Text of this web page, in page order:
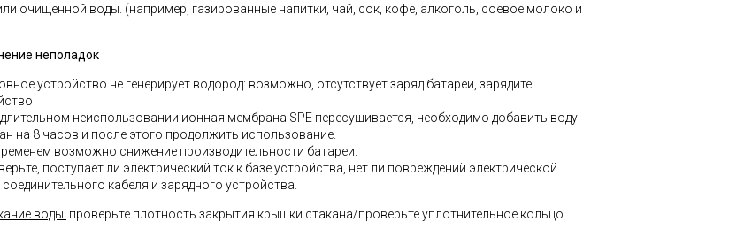
очищенной воды. (например, газированные напитки, чай, сок, кофе, алкоголь, соевое молоко и
неполадок
устройство не генерирует водород: возможно, отсутствует заряд батареи, зарядите
неиспользовании ионная мембрана SPE пересушивается, необходимо добавить воду
на 8 часов и после этого продолжить использование.
возможно снижение производительности батареи.
поступает ли электрический ток к базе устройства, нет ли повреждений электрической
соединительного кабеля и зарядного устройства.
воды: проверьте плотность закрытия крышки стакана/проверьте уплотнительное кольцо.